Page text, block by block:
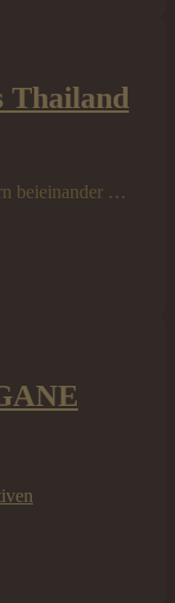
Thailand
beieinander …